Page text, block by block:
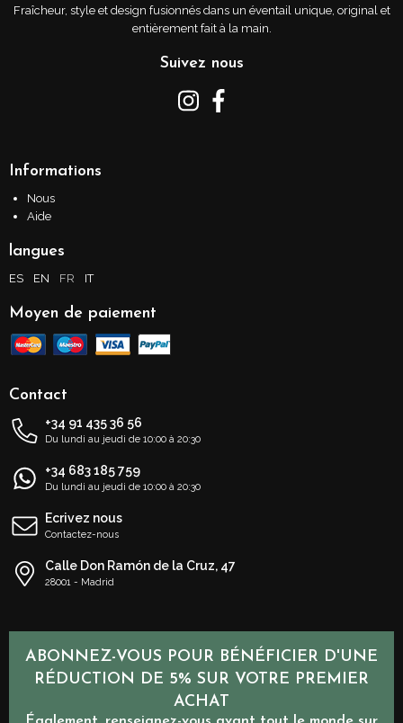
Fraîcheur, style et design fusionnés dans un éventail unique, original et
entièrement fait à la main.
Suivez nous
Informations
Nous
Aide
langues
ES EN FR IT
Moyen de paiement
Contact
+34 91 435 36 56
Du lundi au jeudi de 10:00 à 20:30
+34 683 185 759
Du lundi au jeudi de 10:00 à 20:30
Ecrivez nous
Contactez-nous
Calle Don Ramón de la Cruz, 47
28001 - Madrid
ABONNEZ-VOUS POUR BÉNÉFICIER D'UNE
RÉDUCTION DE 5% SUR VOTRE PREMIER
ACHAT